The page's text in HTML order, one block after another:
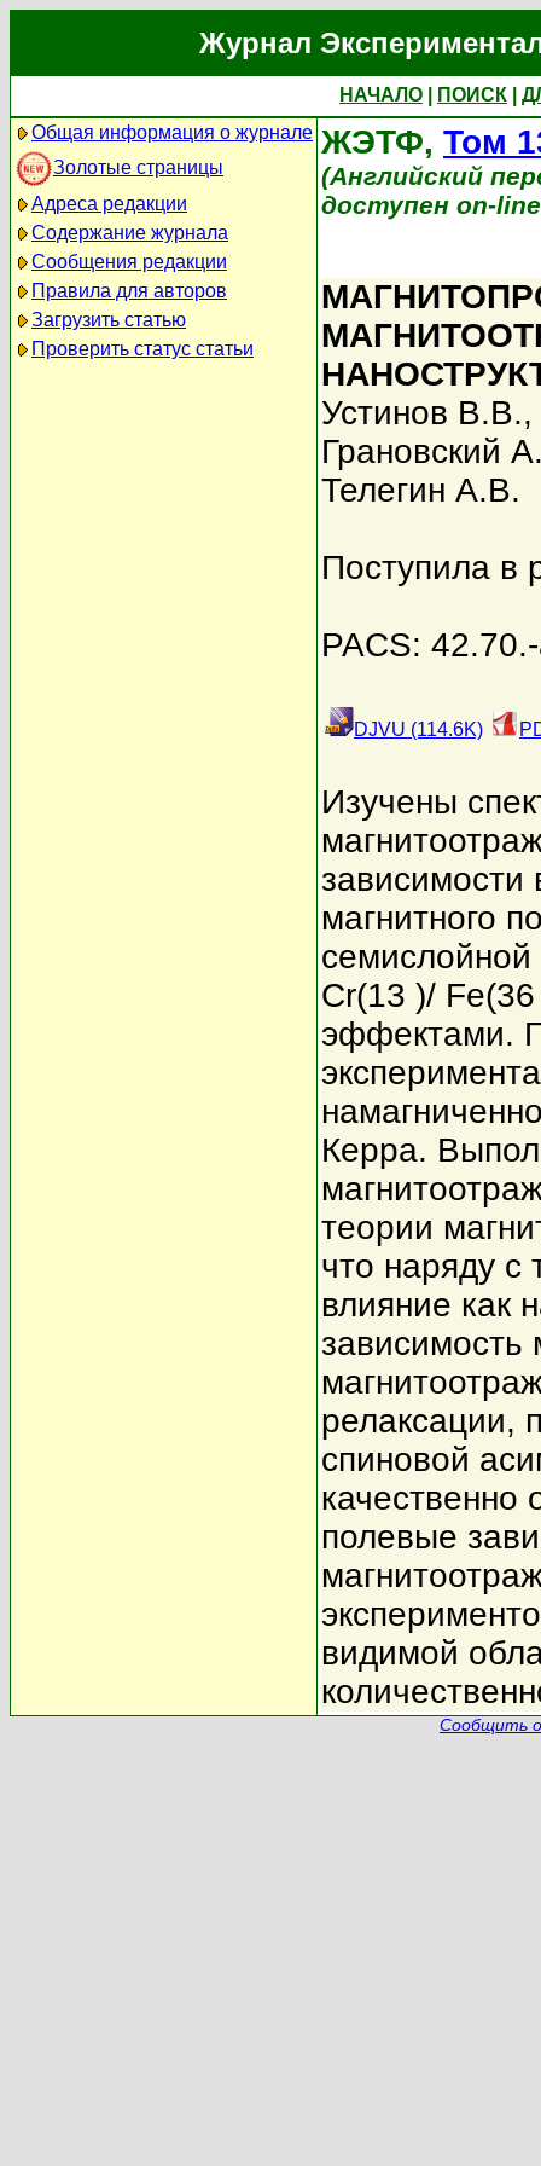
Журнал
НАЧАЛО ПОИСК
Общая информация о журнале
Золотые страницы
Адреса редакции
Содержание журнала
Сообщения редакции
Правила для авторов
Загрузить статью
Проверить статус статьи
ЖЭТФ, Том
(Английский
доступен on-
Устинов В.В.,
Грановский
Телегин А.В.
Поступила в
PACS:
DJVU (114.6K)
Изучены
зависимости
магнитного
Cr(13 )/
эффектами.
Керра.
теории
что наряду
влияние как
зависимость
релаксации,
спиновой
качественно
полевые
видимой
Сообщить о